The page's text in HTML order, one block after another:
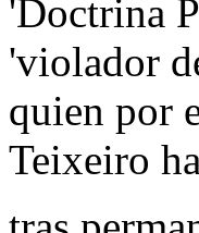
'Doctrina
'violador
quien por
Teixeiro